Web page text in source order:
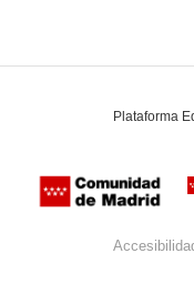
Plataforma